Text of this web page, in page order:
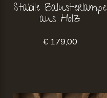
Stabile Balusterlampe
aus Holz
€ 179,00